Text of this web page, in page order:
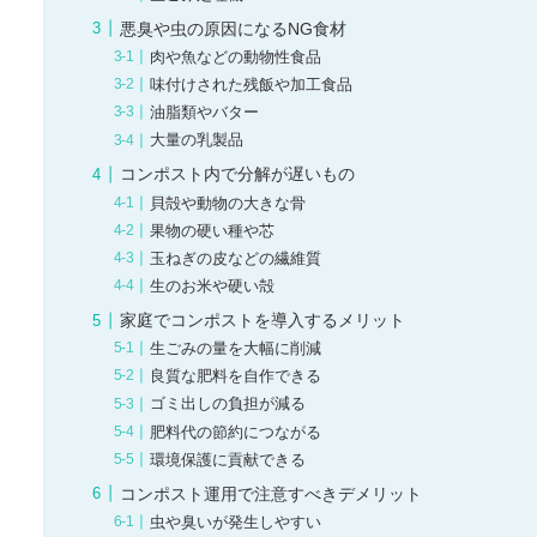
悪臭や虫の原因になるNG食材
肉や魚などの動物性食品
味付けされた残飯や加工食品
油脂類やバター
大量の乳製品
コンポスト内で分解が遅いもの
貝殻や動物の大きな骨
果物の硬い種や芯
玉ねぎの皮などの繊維質
生のお米や硬い殻
家庭でコンポストを導入するメリット
生ごみの量を大幅に削減
良質な肥料を自作できる
ゴミ出しの負担が減る
肥料代の節約につながる
環境保護に貢献できる
コンポスト運用で注意すべきデメリット
虫や臭いが発生しやすい